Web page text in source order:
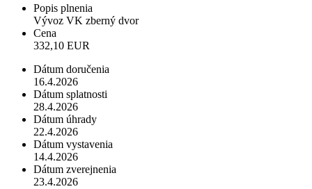
Popis plnenia
Vývoz VK zberný dvor
Cena
332,10 EUR
Dátum doručenia
16.4.2026
Dátum splatnosti
28.4.2026
Dátum úhrady
22.4.2026
Dátum vystavenia
14.4.2026
Dátum zverejnenia
23.4.2026